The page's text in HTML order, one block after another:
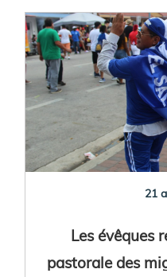
21
Les évêques
pastorale des